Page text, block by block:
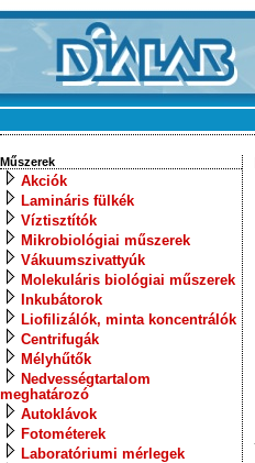
Műszerek
Akciók
Lamináris fülkék
Víztisztítók
Mikrobiológiai műszerek
Vákuumszivattyúk
Molekuláris biológiai műszerek
Inkubátorok
Liofilizálók, minta koncentrálók
Centrifugák
Mélyhűtők
Nedvességtartalom
meghatározó
Autoklávok
Fotométerek
Laboratóriumi mérlegek